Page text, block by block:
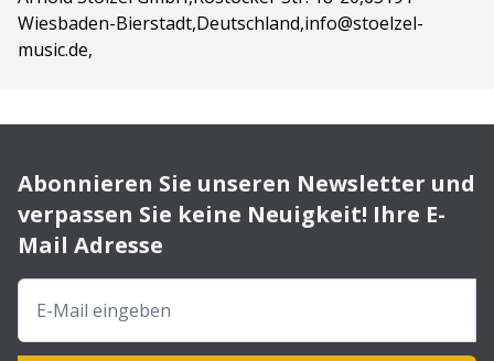
Wiesbaden-Bierstadt,Deutschland,info@stoelzel-
music.de,
Abonnieren Sie unseren Newsletter und
verpassen Sie keine Neuigkeit! Ihre E-
Mail Adresse